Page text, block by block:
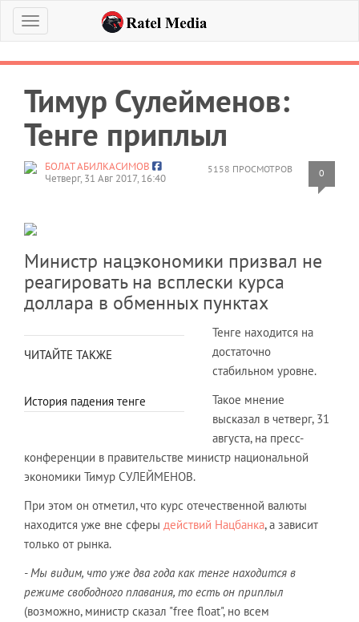
Меню
Тимур Сулейменов:
Тенге приплыл
5158 ПРОСМОТРОВ 0
БОЛАТ АБИЛКАСИМОВ
Четверг, 31 Авг 2017, 16:40
Министр нацэкономики призвал не
реагировать на всплески курса
доллара в обменных пунктах
ЧИТАЙТЕ ТАКЖЕ
История падения тенге
Тенге находится на
достаточно
стабильном уровне.
Такое мнение
высказал в четверг, 31
августа, на пресс-
конференции в правительстве министр национальной
экономики Тимур СУЛЕЙМЕНОВ.
При этом он отметил, что курс отечественной валюты
находится уже вне сферы действий Нацбанка, а зависит
только от рынка.
- Мы видим, что уже два года как тенге находится в
режиме свободного плавания, то есть он приплыл
(возможно, министр сказал "free float", но всем